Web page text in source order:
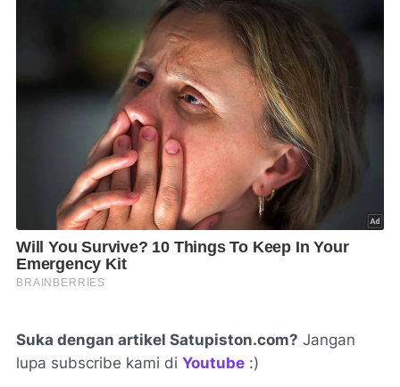
Suka dengan artikel Satupiston.com? Jangan
lupa subscribe kami di Youtube :)